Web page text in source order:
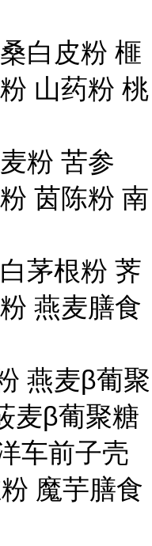
白皮粉 榧
山药粉 桃
粉 苦参
茵陈粉 南
茅根粉 荠
燕麦膳食
燕麦β葡聚
麦β葡聚糖
车前子壳
魔芋膳食